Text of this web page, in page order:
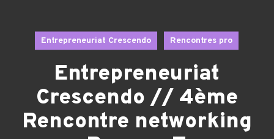
Entrepreneuriat Crescendo Rencontres pro
Entrepreneuriat
Crescendo // 4ème
Rencontre networking